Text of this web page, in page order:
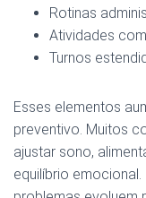
Rotinas
Atividades
Turnos
Esses elementos
preventivo. Muitos
ajustar sono,
equilíbrio